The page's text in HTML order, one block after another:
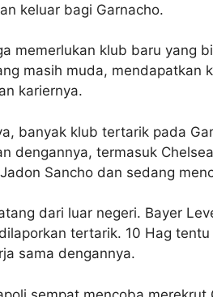
keluar bagi Garnacho.
memerlukan klub baru yang
masih muda, mendapatkan
kariernya.
banyak klub tertarik pada
dengannya, termasuk
Sancho dan sedang
dari luar negeri. Bayer
tertarik. 10 Hag
sama dengannya.